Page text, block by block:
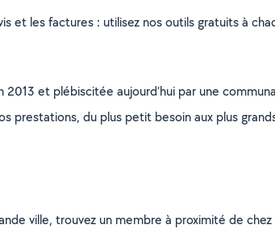
et les factures : utilisez nos outils gratuits à
et plébiscitée aujourd’hui par une
prestations, du plus petit besoin aux plus
ville, trouvez un membre à proximité de chez